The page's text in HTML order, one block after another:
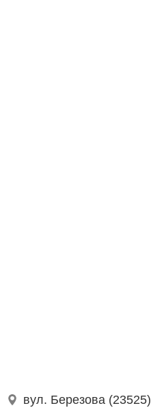
вул. Березова (23525)